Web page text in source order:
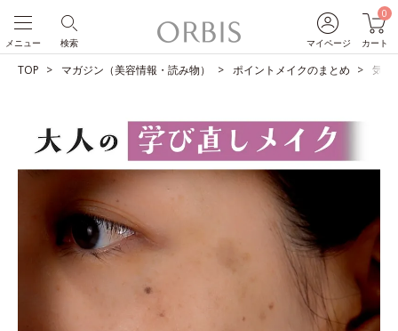
マイページ
0
カート
検索
メニュー
TOP マガジン（美容情報・読み物） ポイントメイクのまとめ 気に